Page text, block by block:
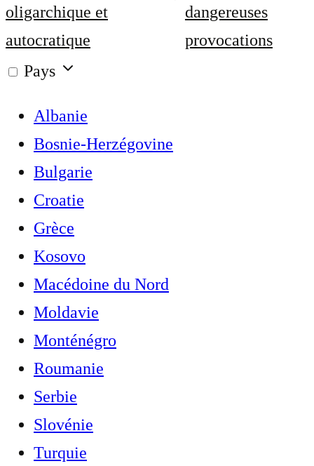
oligarchique et
autocratique
dangereuses
provocations
Pays
Albanie
Bosnie-Herzégovine
Bulgarie
Croatie
Grèce
Kosovo
Macédoine du Nord
Moldavie
Monténégro
Roumanie
Serbie
Slovénie
Turquie